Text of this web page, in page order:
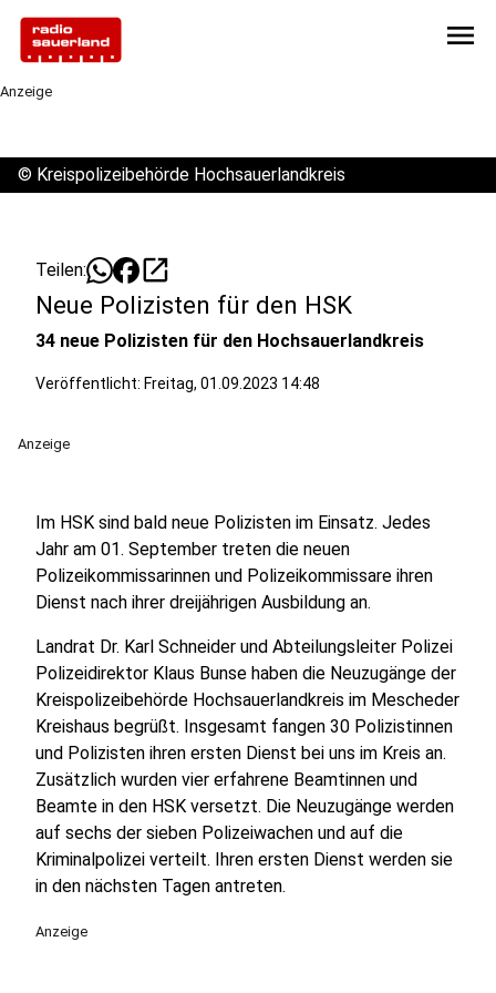
menu
Anzeige
© Kreispolizeibehörde Hochsauerlandkreis
Teilen: open_in_new
Neue Polizisten für den HSK
34 neue Polizisten für den Hochsauerlandkreis
Veröffentlicht: Freitag, 01.09.2023 14:48
Anzeige
Im HSK sind bald neue Polizisten im Einsatz. Jedes
Jahr am 01. September treten die neuen
Polizeikommissarinnen und Polizeikommissare ihren
Dienst nach ihrer dreijährigen Ausbildung an.
Landrat Dr. Karl Schneider und Abteilungsleiter Polizei
Polizeidirektor Klaus Bunse haben die Neuzugänge der
Kreispolizeibehörde Hochsauerlandkreis im Mescheder
Kreishaus begrüßt. Insgesamt fangen 30 Polizistinnen
und Polizisten ihren ersten Dienst bei uns im Kreis an.
Zusätzlich wurden vier erfahrene Beamtinnen und
Beamte in den HSK versetzt. Die Neuzugänge werden
auf sechs der sieben Polizeiwachen und auf die
Kriminalpolizei verteilt. Ihren ersten Dienst werden sie
in den nächsten Tagen antreten.
Anzeige